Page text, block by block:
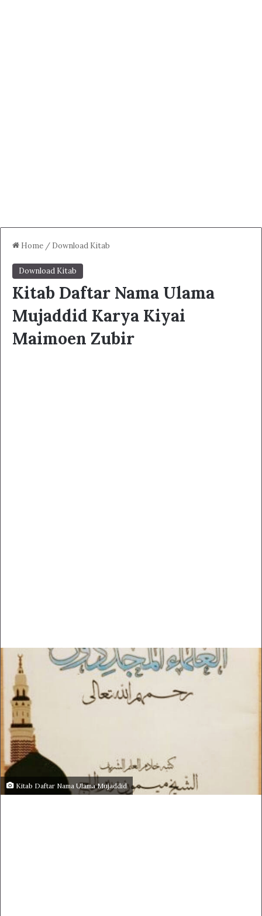
Home / Download Kitab
Download Kitab
Kitab Daftar Nama Ulama
Mujaddid Karya Kiyai
Maimoen Zubir
Kitab Daftar Nama Ulama Mujaddid